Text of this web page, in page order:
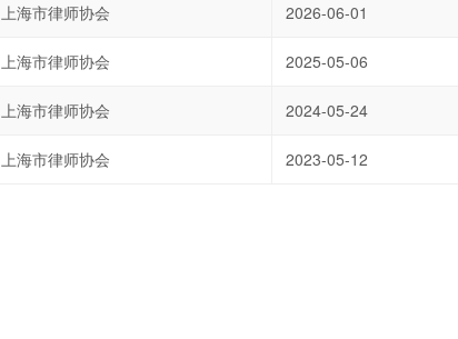
上海市律师协会 2026-06-01
上海市律师协会 2025-05-06
上海市律师协会 2024-05-24
上海市律师协会 2023-05-12